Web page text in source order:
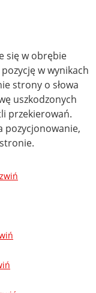
się w obrębie
w wynikach
strony o słowa
uszkodzonych
przekierowań.
pozycjonowanie,